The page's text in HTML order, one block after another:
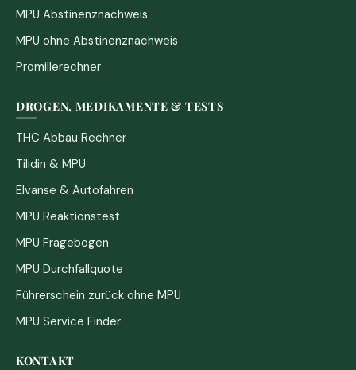
MPU Abstinenznachweis
MPU ohne Abstinenznachweis
Promillerechner
DROGEN, MEDIKAMENTE & TESTS
THC Abbau Rechner
Tilidin & MPU
Elvanse & Autofahren
MPU Reaktionstest
MPU Fragebogen
MPU Durchfallquote
Führerschein zurück ohne MPU
MPU Service Finder
KONTAKT